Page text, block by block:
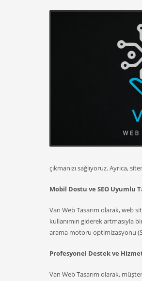
çıkmanızı sağlıyoruz. Ayrıca,
Mobil Dostu ve SEO Uyumlu
Van Web Tasarım olarak, web
kullanımın giderek artmasıyla
arama motoru optimizasyonu
Profesyonel Destek ve
Van Web Tasarım olarak,